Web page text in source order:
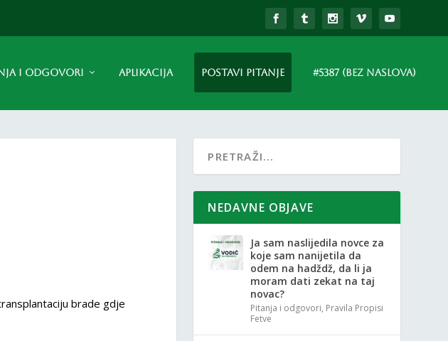
I ODGOVORI APLIKACIJA POSTAVI PITANJE #5387 (BEZ NASLOVA)
brade gdje
NEDAVNE OBJAVE
Ja sam naslijedila novce za
koje sam nanijetila da
odem na hadždž, da li ja
moram dati zekat na taj
novac?
Pitanja i odgovori, Pravila Propisi
Fetve